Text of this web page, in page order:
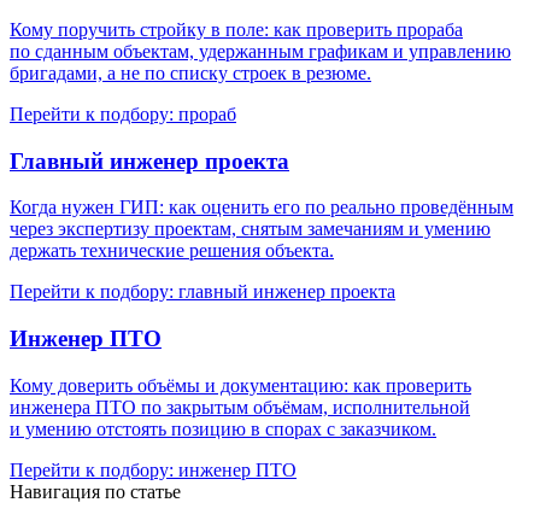
Кому поручить стройку в поле: как проверить прораба
по сданным объектам, удержанным графикам и управлению
бригадами, а не по списку строек в резюме.
Перейти к подбору: прораб
Главный инженер проекта
Когда нужен ГИП: как оценить его по реально проведённым
через экспертизу проектам, снятым замечаниям и умению
держать технические решения объекта.
Перейти к подбору: главный инженер проекта
Инженер ПТО
Кому доверить объёмы и документацию: как проверить
инженера ПТО по закрытым объёмам, исполнительной
и умению отстоять позицию в спорах с заказчиком.
Перейти к подбору: инженер ПТО
Навигация по статье